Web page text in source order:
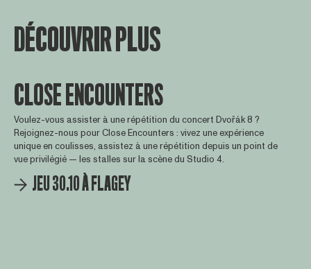
DÉCOUVRIR PLUS
CLOSE ENCOUNTERS
Voulez-vous assister à une répétition du concert Dvořák 8 ?
Rejoignez-nous pour Close Encounters : vivez une expérience
unique en coulisses, assistez à une répétition depuis un point de
vue privilégié — les stalles sur la scène du Studio 4.
JEU 30.10 À FLAGEY